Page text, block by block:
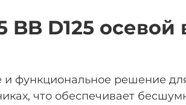
BB D125
и функциональное решение
что обеспечивает